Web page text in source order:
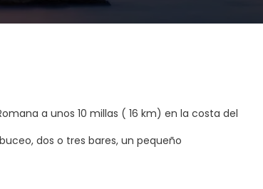
a unos 10 millas ( 16 km) en la costa del
dos o tres bares, un pequeño